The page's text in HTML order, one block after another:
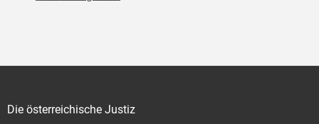
Die österreichische Justiz